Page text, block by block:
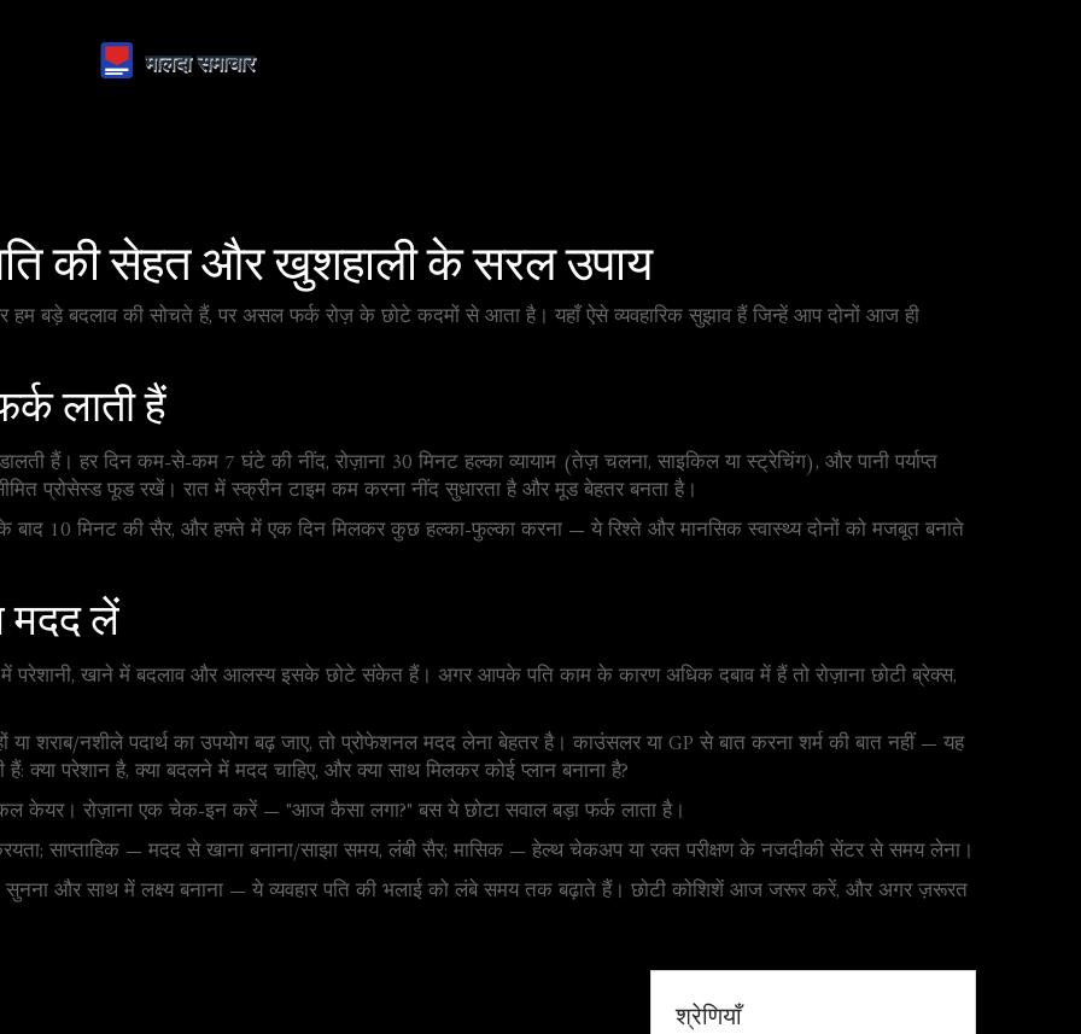
पति की सेहत और खुशहाली के सरल उपाय
बड़े बदलाव की सोचते हैं, पर असल फर्क रोज़ के छोटे कदमों से आता है। यहाँ ऐसे व्यवहारिक सुझाव हैं जिन्हें आप दोनों आज ही
लाती हैं
हैं। हर दिन कम-से-कम 7 घंटे की नींद, रोज़ाना 30 मिनट हल्का व्यायाम (तेज़ चलना, साइकिल या स्ट्रेचिंग), और पानी पर्याप्त
प्रोसेस्ड फूड रखें। रात में स्क्रीन टाइम कम करना नींद सुधारता है और मूड बेहतर बनता है।
बाद 10 मिनट की सैर, और हफ्ते में एक दिन मिलकर कुछ हल्का-फुल्का करना — ये रिश्ते और मानसिक स्वास्थ्य दोनों को मजबूत बनाते
मदद लें
परेशानी, खाने में बदलाव और आलस्य इसके छोटे संकेत हैं। अगर आपके पति काम के कारण अधिक दबाव में हैं तो रोज़ाना छोटी ब्रेक्स,
शराब/नशीले पदार्थ का उपयोग बढ़ जाए, तो प्रोफेशनल मदद लेना बेहतर है। काउंसलर या GP से बात करना शर्म की बात नहीं — यह
परेशान है, क्या बदलने में मदद चाहिए, और क्या साथ मिलकर कोई प्लान बनाना है?
केयर। रोज़ाना एक चेक-इन करें — "आज कैसा लगा?" बस ये छोटा सवाल बड़ा फर्क लाता है।
साप्ताहिक — मदद से खाना बनाना/साझा समय, लंबी सैर; मासिक — हेल्थ चेकअप या रक्त परीक्षण के नजदीकी सेंटर से समय लेना।
और साथ में लक्ष्य बनाना — ये व्यवहार पति की भलाई को लंबे समय तक बढ़ाते हैं। छोटी कोशिशें आज जरूर करें, और अगर ज़रूरत
श्रेणियाँ